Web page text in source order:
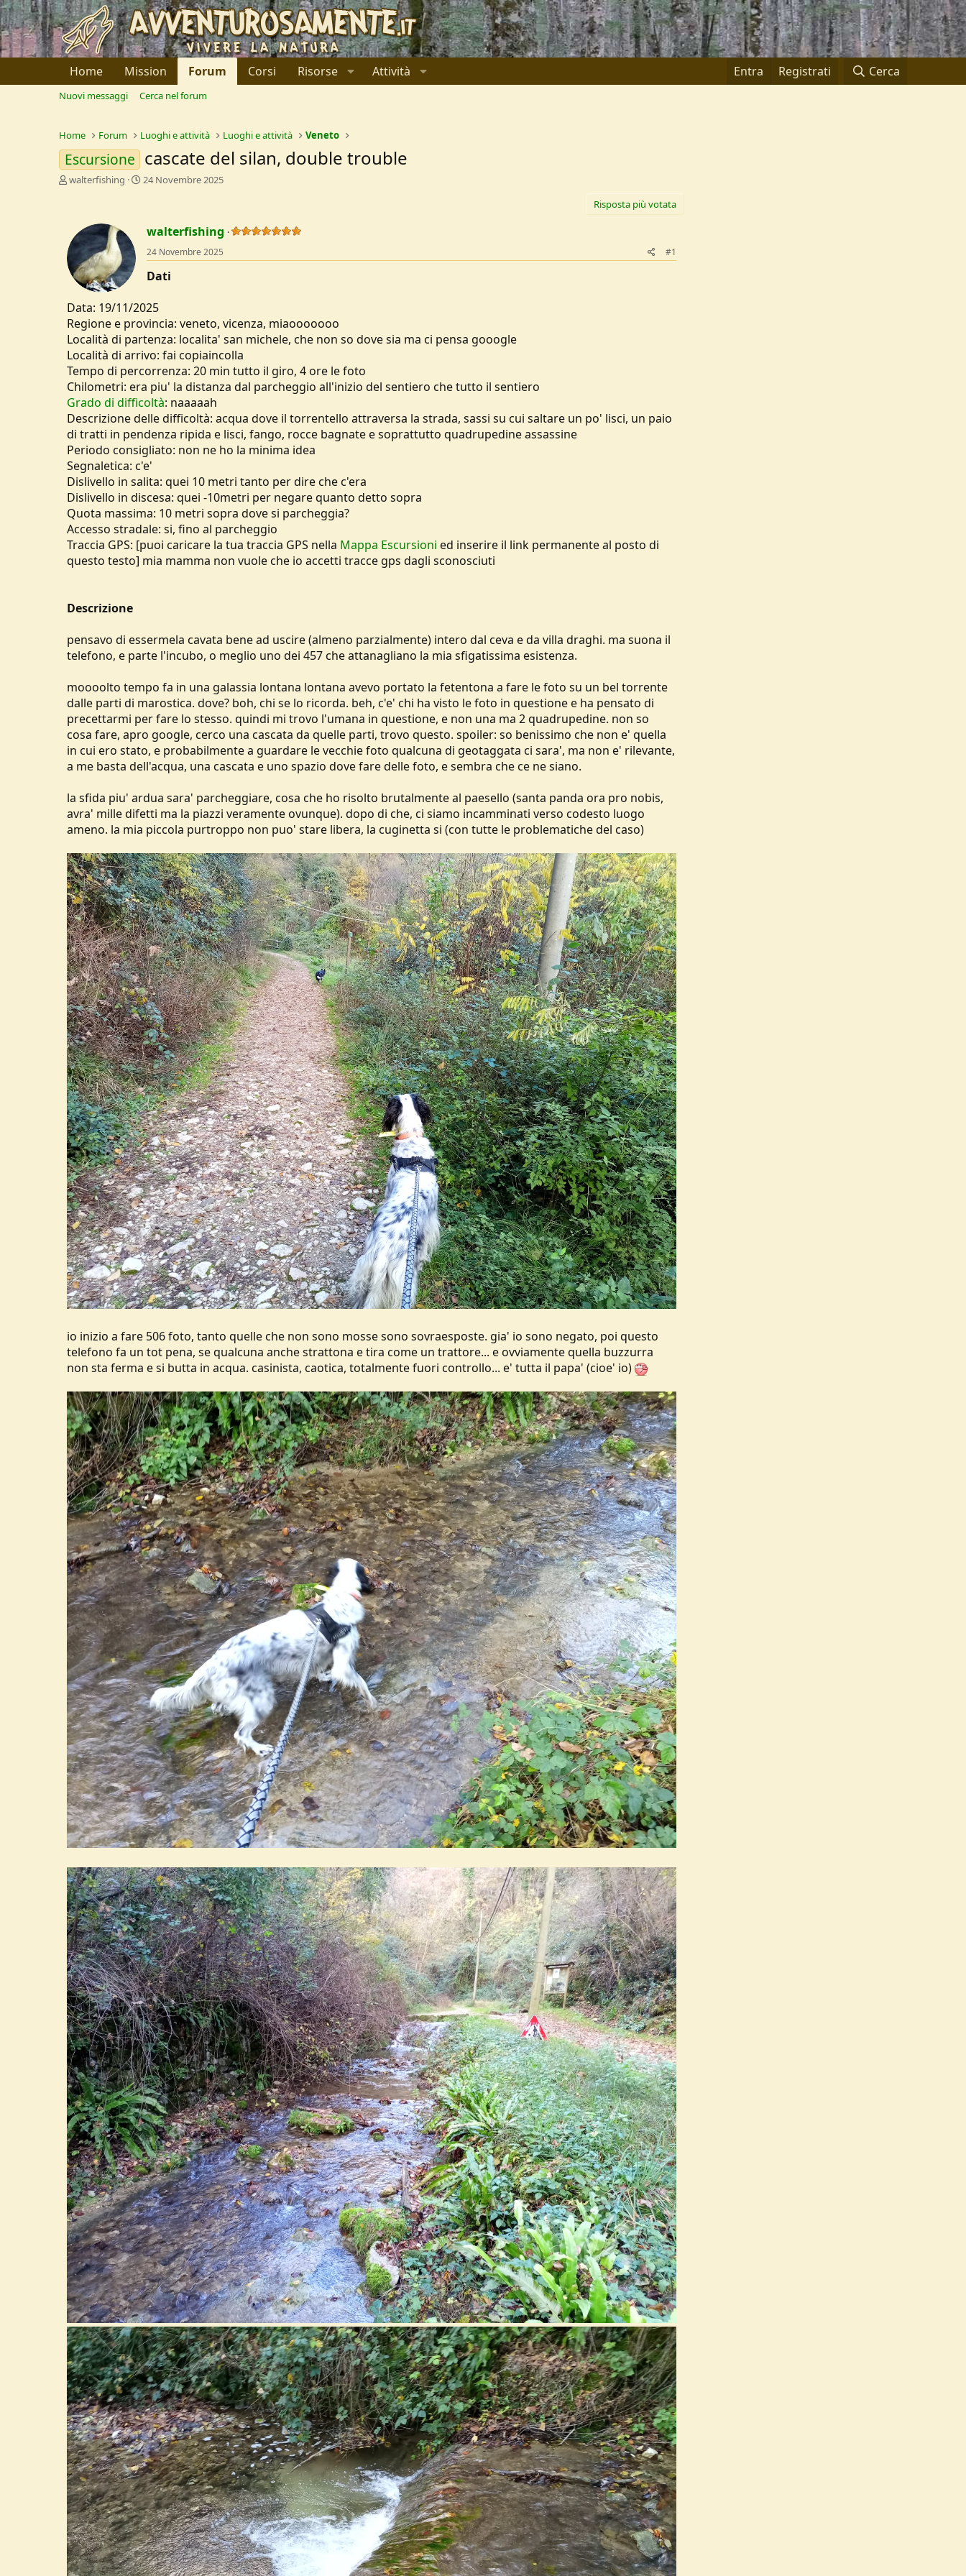
Home Mission Forum Corsi Risorse Attività Entra Registrati Cerca
Nuovi messaggi Cerca nel forum
Home Forum Luoghi e attività Luoghi e attività Veneto
Escursione cascate del silan, double trouble
C
o
e
D
s
c
u
s
s
i
o
n
e
walterfishing
D
d
n
i
o
24 Novembre 2025
Risposta più votata
walterfishing
24 Novembre 2025 #1
Dati
Data: 19/11/2025
Regione e provincia: veneto, vicenza, miaooooooo
Località di partenza: localita' san michele, che non so dove sia ma ci pensa gooogle
Località di arrivo: fai copiaincolla
Tempo di percorrenza: 20 min tutto il giro, 4 ore le foto
Chilometri: era piu' la distanza dal parcheggio all'inizio del sentiero che tutto il sentiero
Grado di difficoltà: naaaaah
Descrizione delle difficoltà: acqua dove il torrentello attraversa la strada, sassi su cui saltare un po' lisci, un paio
di tratti in pendenza ripida e lisci, fango, rocce bagnate e soprattutto quadrupedine assassine
Periodo consigliato: non ne ho la minima idea
Segnaletica: c'e'
Dislivello in salita: quei 10 metri tanto per dire che c'era
Dislivello in discesa: quei -10metri per negare quanto detto sopra
Quota massima: 10 metri sopra dove si parcheggia?
Accesso stradale: si, fino al parcheggio
Traccia GPS: [puoi caricare la tua traccia GPS nella Mappa Escursioni ed inserire il link permanente al posto di
questo testo] mia mamma non vuole che io accetti tracce gps dagli sconosciuti
Descrizione
pensavo di essermela cavata bene ad uscire (almeno parzialmente) intero dal ceva e da villa draghi. ma suona il
telefono, e parte l'incubo, o meglio uno dei 457 che attanagliano la mia sfigatissima esistenza.
moooolto tempo fa in una galassia lontana lontana avevo portato la fetentona a fare le foto su un bel torrente
dalle parti di marostica. dove? boh, chi se lo ricorda. beh, c'e' chi ha visto le foto in questione e ha pensato di
precettarmi per fare lo stesso. quindi mi trovo l'umana in questione, e non una ma 2 quadrupedine. non so
cosa fare, apro google, cerco una cascata da quelle parti, trovo questo. spoiler: so benissimo che non e' quella
in cui ero stato, e probabilmente a guardare le vecchie foto qualcuna di geotaggata ci sara', ma non e' rilevante,
a me basta dell'acqua, una cascata e uno spazio dove fare delle foto, e sembra che ce ne siano.
la sfida piu' ardua sara' parcheggiare, cosa che ho risolto brutalmente al paesello (santa panda ora pro nobis,
avra' mille difetti ma la piazzi veramente ovunque). dopo di che, ci siamo incamminati verso codesto luogo
ameno. la mia piccola purtroppo non puo' stare libera, la cuginetta si (con tutte le problematiche del caso)
io inizio a fare 506 foto, tanto quelle che non sono mosse sono sovraesposte. gia' io sono negato, poi questo
telefono fa un tot pena, se qualcuna anche strattona e tira come un trattore... e ovviamente quella buzzurra
non sta ferma e si butta in acqua. casinista, caotica, totalmente fuori controllo... e' tutta il papa' (cioe' io)